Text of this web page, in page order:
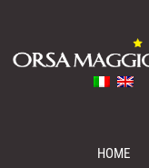
HOME